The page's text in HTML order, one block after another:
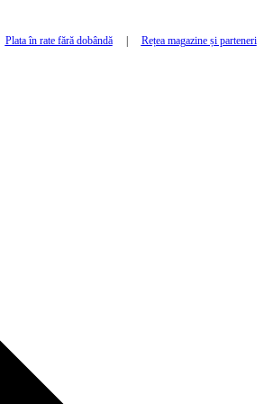
Plata în rate fără dobândă| Rețea magazine și parteneri